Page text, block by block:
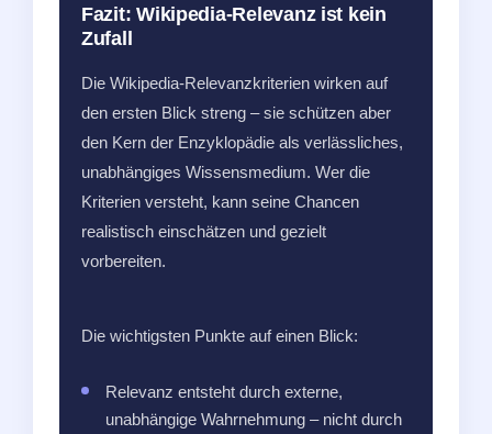
Fazit: Wikipedia-Relevanz ist kein
Zufall
Die Wikipedia-Relevanzkriterien wirken auf
den ersten Blick streng – sie schützen aber
den Kern der Enzyklopädie als verlässliches,
unabhängiges Wissensmedium. Wer die
Kriterien versteht, kann seine Chancen
realistisch einschätzen und gezielt
vorbereiten.
Die wichtigsten Punkte auf einen Blick:
Relevanz entsteht durch externe,
unabhängige Wahrnehmung – nicht durch